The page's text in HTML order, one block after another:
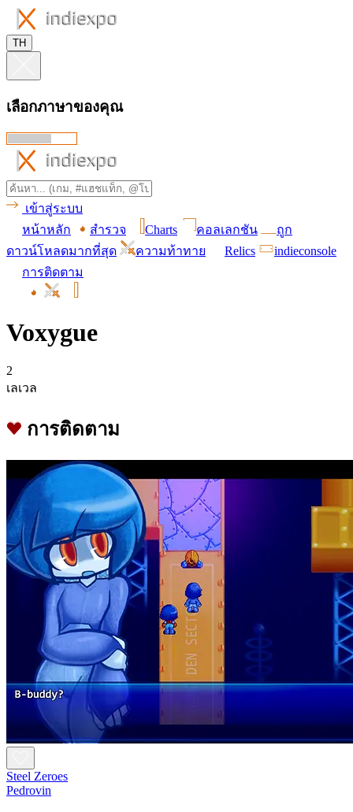
TH
เลือกภาษาของคุณ
เข้าสู่ระบบ
หน้าหลัก
สำรวจ Charts คอลเลกชัน
ถูก
ดาวน์โหลดมากที่สุด
ความท้าทาย Relics
indieconsole
การติดตาม
Voxygue
2
เลเวล
การติดตาม
Steel Zeroes
Pedrovin